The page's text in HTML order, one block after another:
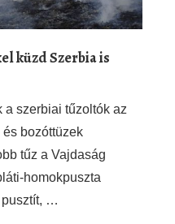
küzd Szerbia is
a szerbiai tűzoltók az
bozóttüzek
tűz a Vajdaság
homokpuszta
pusztít, …